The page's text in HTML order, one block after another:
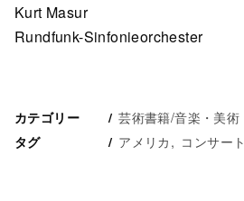
Kurt Masur
Rundfunk-Sinfonieorchester
カテゴリー 芸術書籍/音楽・美術
タグ アメリカ コンサート